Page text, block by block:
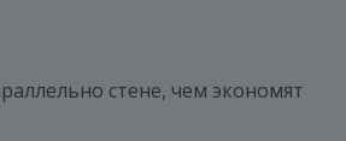
стене, чем экономят